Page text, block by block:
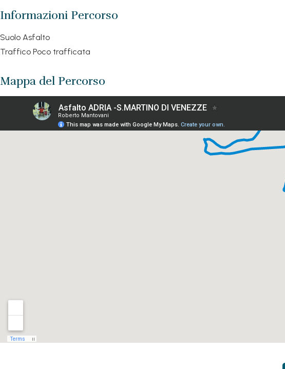
Informazioni Percorso
Suolo Asfalto
Traffico Poco trafficata
Mappa del Percorso